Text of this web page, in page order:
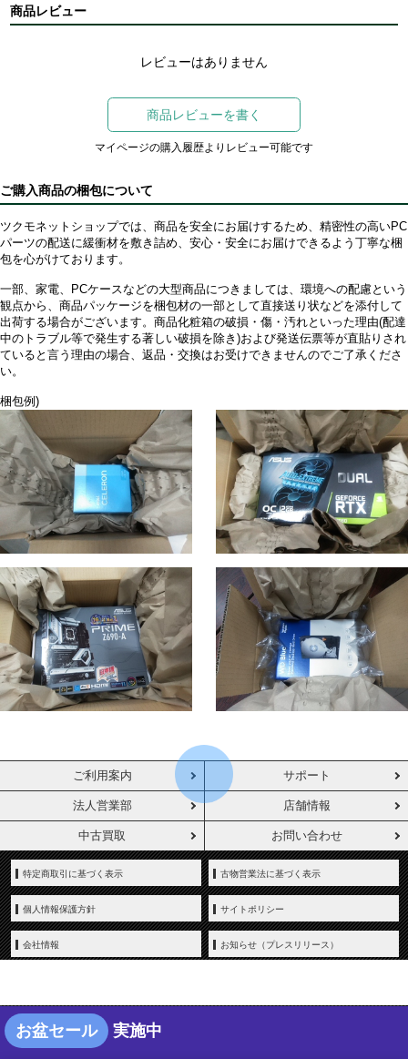
商品レビュー
レビューはありません
商品レビューを書く
マイページの購入履歴よりレビュー可能です
ご購入商品の梱包について
ツクモネットショップでは、商品を安全にお届けするため、精密性の高いPC
パーツの配送に緩衝材を敷き詰め、安心・安全にお届けできるよう丁寧な梱
包を心がけております。
一部、家電、PCケースなどの大型商品につきましては、環境への配慮という
観点から、商品パッケージを梱包材の一部として直接送り状などを添付して
出荷する場合がございます。商品化粧箱の破損・傷・汚れといった理由(配達
中のトラブル等で発生する著しい破損を除き)および発送伝票等が直貼りされ
ていると言う理由の場合、返品・交換はお受けできませんのでご了承くださ
い。
梱包例)
ご利用案内 サポート
法人営業部 店舗情報
中古買取 お問い合わせ
特定商取引に基づく表示 古物営業法に基づく表示
個人情報保護方針 サイトポリシー
会社情報 お知らせ（プレスリリース）
Copyright © YAMADA-DENKI Co., Ltd. All rights reserved.
お盆セール 実施中